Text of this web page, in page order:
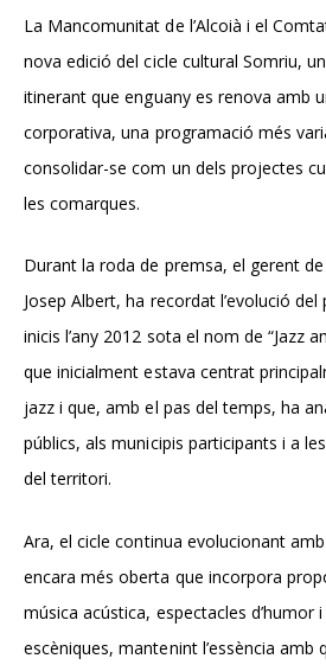
La Mancomunitat de l’Alcoià i el
nova edició del cicle cultural Somriu,
itinerant que enguany es renova amb
corporativa, una programació més
consolidar-se com un dels projectes
les comarques.
Durant la roda de premsa, el gerent
Josep Albert, ha recordat l’evolució
inicis l’any 2012 sota el nom de “Jazz
que inicialment estava centrat
jazz i que, amb el pas del temps, ha
públics, als municipis participants i a
del territori.
Ara, el cicle continua evolucionant
encara més oberta que incorpora
música acústica, espectacles d’humor
escèniques, mantenint l’essència amb